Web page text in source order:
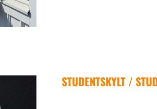
STUDENTSKYLT /